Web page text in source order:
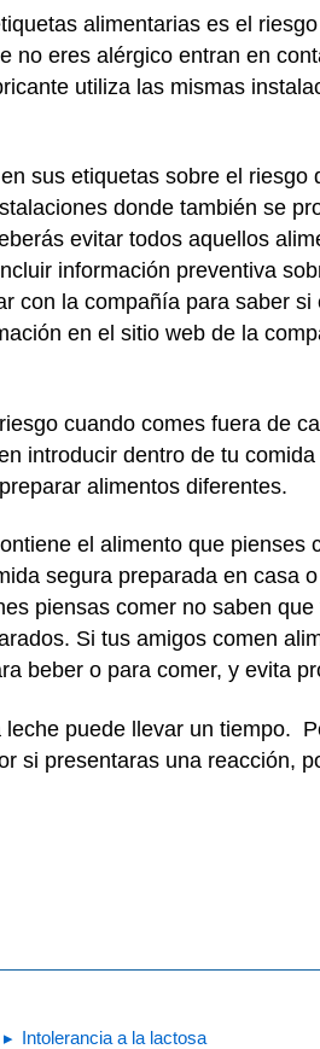
alimentarias es el
no eres alérgico entran en
utiliza las mismas
sus etiquetas sobre el
donde también se
evitar todos aquellos
información preventiva
con la compañía para saber
en el sitio web de la
cuando comes fuera de
introducir dentro de tu
alimentos diferentes.
el alimento que pienses
segura preparada en casa
piensas comer no saben
Si tus amigos comen
beber o para comer, y evita
puede llevar un tiempo.
si presentaras una reacción,
Intolerancia a la lactosa